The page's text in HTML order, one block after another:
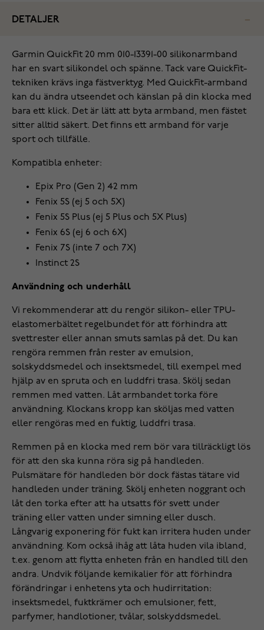
DETALJER
Garmin QuickFit 20 mm 010-13391-00 silikonarmband
har en svart silikondel och spänne. Tack vare QuickFit-
tekniken krävs inga fästverktyg. Med QuickFit-armband
kan du ändra utseendet och känslan på din klocka med
bara ett klick. Det är lätt att byta armband, men fästet
sitter alltid säkert. Det finns ett armband för varje
sport och tillfälle.
Kompatibla enheter:
Epix Pro (Gen 2) 42 mm
Fenix 5S (ej 5 och 5X)
Fenix 5S Plus (ej 5 Plus och 5X Plus)
Fenix 6S (ej 6 och 6X)
Fenix 7S (inte 7 och 7X)
Instinct 2S
Användning och underhåll
Vi rekommenderar att du rengör silikon- eller TPU-
elastomerbältet regelbundet för att förhindra att
svettrester eller annan smuts samlas på det. Du kan
rengöra remmen från rester av emulsion,
solskyddsmedel och insektsmedel, till exempel med
hjälp av en spruta och en luddfri trasa. Skölj sedan
remmen med vatten. Låt armbandet torka före
användning. Klockans kropp kan sköljas med vatten
eller rengöras med en fuktig, luddfri trasa.
Remmen på en klocka med rem bör vara tillräckligt lös
för att den ska kunna röra sig på handleden.
Pulsmätare för handleden bör dock fästas tätare vid
handleden under träning. Skölj enheten noggrant och
låt den torka efter att ha utsatts för svett under
träning eller vatten under simning eller dusch.
Långvarig exponering för fukt kan irritera huden under
användning. Kom också ihåg att låta huden vila ibland,
t.ex. genom att flytta enheten från en handled till den
andra. Undvik följande kemikalier för att förhindra
förändringar i enhetens yta och hudirritation:
insektsmedel, fuktkrämer och emulsioner, fett,
parfymer, handlotioner, tvålar, solskyddsmedel.